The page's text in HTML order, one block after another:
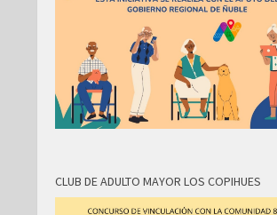
CLUB DE ADULTO MAYOR LOS COPIHUES